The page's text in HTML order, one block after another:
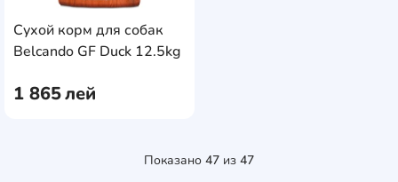
Сухой корм для собак
Belcando GF Duck 12.5kg
1 865лей
AddCardToCart
Показано 47 из 47